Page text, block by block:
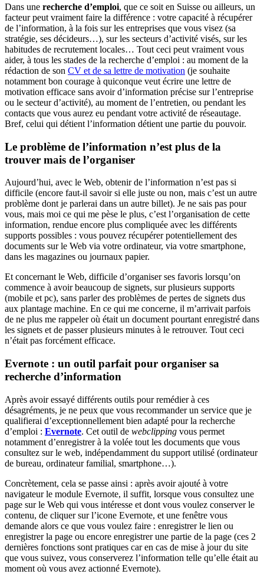
Dans une recherche d’emploi, que ce soit en Suisse ou ailleurs, un
facteur peut vraiment faire la différence : votre capacité à récupérer
de l’information, à la fois sur les entreprises que vous visez (sa
stratégie, ses décideurs…), sur les secteurs d’activité visés, sur les
habitudes de recrutement locales… Tout ceci peut vraiment vous
aider, à tous les stades de la recherche d’emploi : au moment de la
rédaction de son CV et de sa lettre de motivation (je souhaite
notamment bon courage à quiconque veut écrire une lettre de
motivation efficace sans avoir d’information précise sur l’entreprise
ou le secteur d’activité), au moment de l’entretien, ou pendant les
contacts que vous aurez eu pendant votre activité de réseautage.
Bref, celui qui détient l’information détient une partie du pouvoir.
Le problème de l’information n’est plus de la
trouver mais de l’organiser
Aujourd’hui, avec le Web, obtenir de l’information n’est pas si
difficile (encore faut-il savoir si elle juste ou non, mais c’est un autre
problème dont je parlerai dans un autre billet). Je ne sais pas pour
vous, mais moi ce qui me pèse le plus, c’est l’organisation de cette
information, rendue encore plus compliquée avec les différents
supports possibles : vous pouvez récupérer potentiellement des
documents sur le Web via votre ordinateur, via votre smartphone,
dans les magazines ou journaux papier.
Et concernant le Web, difficile d’organiser ses favoris lorsqu’on
commence à avoir beaucoup de signets, sur plusieurs supports
(mobile et pc), sans parler des problèmes de pertes de signets dus
aux plantage machine. En ce qui me concerne, il m’arrivait parfois
de ne plus me rappeler où était un document pourtant enregistré dans
les signets et de passer plusieurs minutes à le retrouver. Tout ceci
n’était pas forcément efficace.
Evernote : un outil parfait pour organiser sa
recherche d’information
Après avoir essayé différents outils pour remédier à ces
désagréments, je ne peux que vous recommander un service que je
qualifierai d’exceptionnellement bien adapté pour la recherche
d’emploi : Evernote. Cet outil de webclipping vous permet
notamment d’enregistrer à la volée tout les documents que vous
consultez sur le web, indépendamment du support utilisé (ordinateur
de bureau, ordinateur familial, smartphone…).
Concrètement, cela se passe ainsi : après avoir ajouté à votre
navigateur le module Evernote, il suffit, lorsque vous consultez une
page sur le Web qui vous intéresse et dont vous voulez conserver le
contenu, de cliquer sur l’icone Evernote, et une fenêtre vous
demande alors ce que vous voulez faire : enregistrer le lien ou
enregistrer la page ou encore enregistrer une partie de la page (ces 2
dernières fonctions sont pratiques car en cas de mise à jour du site
que vous suivez, vous conserverez l’information telle qu’elle était au
moment où vous avez actionné Evernote).